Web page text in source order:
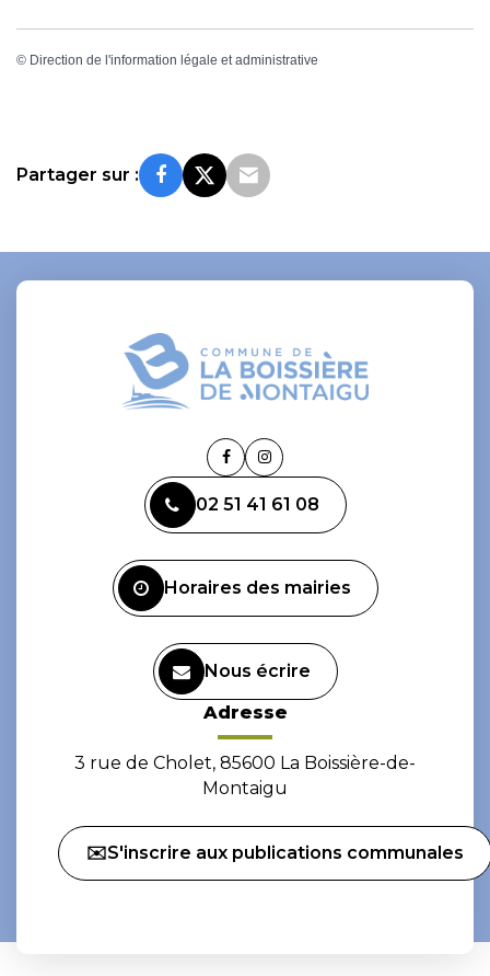
© Direction de l'information légale et administrative
Partager sur :
Lien
le
compte
Lien
le
compte
02 51 41 61 08
Horaires des mairies
Nous écrire
Adresse
3 rue de Cholet, 85600 La Boissière-de-
Montaigu
✉️S'inscrire aux publications communales